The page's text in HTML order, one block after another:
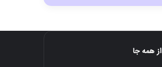
از همه جا